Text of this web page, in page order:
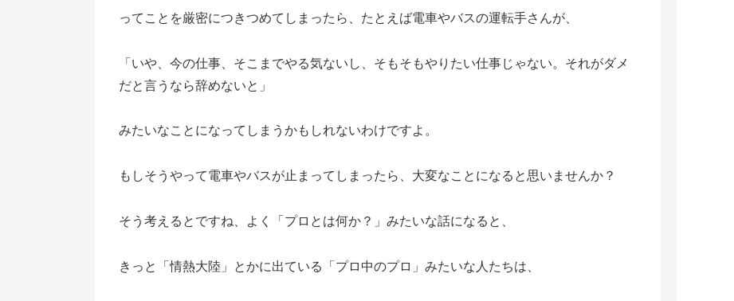
ってことを厳密につきつめてしまったら、たとえば電車やバスの運転手さんが、
「いや、今の仕事、そこまでやる気ないし、そもそもやりたい仕事じゃない。それがダメ
だと言うなら辞めないと」
みたいなことになってしまうかもしれないわけですよ。
もしそうやって電車やバスが止まってしまったら、大変なことになると思いませんか？
そう考えるとですね、よく「プロとは何か？」みたいな話になると、
きっと「情熱大陸」とかに出ている「プロ中のプロ」みたいな人たちは、